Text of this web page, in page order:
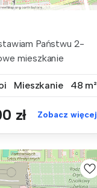
Państwu 2-
mieszkanie
Mieszkanie 48 m²
zł Zobacz więcej